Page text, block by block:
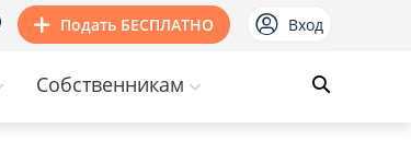
Подать БЕСПЛАТНО Вход
Собственникам